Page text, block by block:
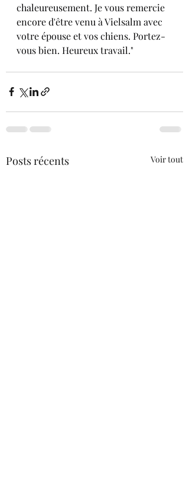
chaleureusement. Je vous remercie
encore d'être venu à Vielsalm avec
votre épouse et vos chiens. Portez-
vous bien. Heureux travail."
Posts récents Voir tout